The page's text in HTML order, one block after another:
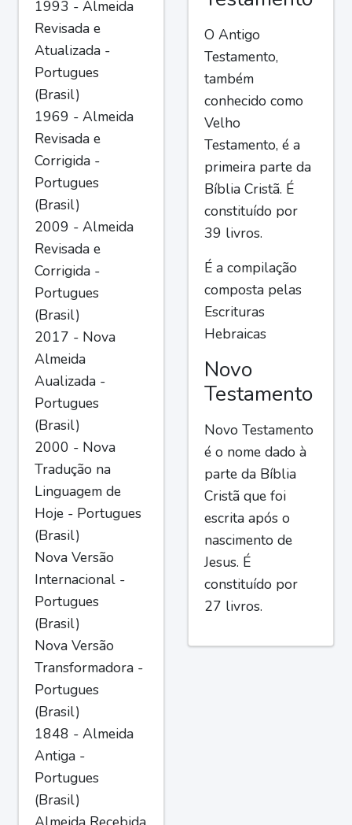
1993 - Almeida
Revisada e
Atualizada -
Portugues
(Brasil)
1969 - Almeida
Revisada e
Corrigida -
Portugues
(Brasil)
2009 - Almeida
Revisada e
Corrigida -
Portugues
(Brasil)
2017 - Nova
Almeida
Aualizada -
Portugues
(Brasil)
2000 - Nova
Tradução na
Linguagem de
Hoje - Portugues
(Brasil)
Nova Versão
Internacional -
Portugues
(Brasil)
Nova Versão
Transformadora -
Portugues
(Brasil)
1848 - Almeida
Antiga -
Portugues
(Brasil)
O Antigo
Testamento,
também
conhecido como
Velho
Testamento, é a
primeira parte da
Bíblia Cristã. É
constituído por
39 livros.
É a compilação
composta pelas
Escrituras
Hebraicas
Novo
Testamento
Novo Testamento
é o nome dado à
parte da Bíblia
Cristã que foi
escrita após o
nascimento de
Jesus. É
constituído por
27 livros.